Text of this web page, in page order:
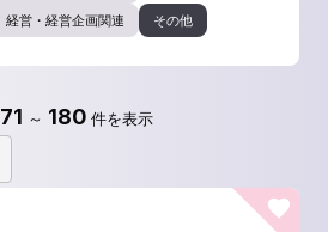
経営・経営企画関連 その他
～ 180 件を表示